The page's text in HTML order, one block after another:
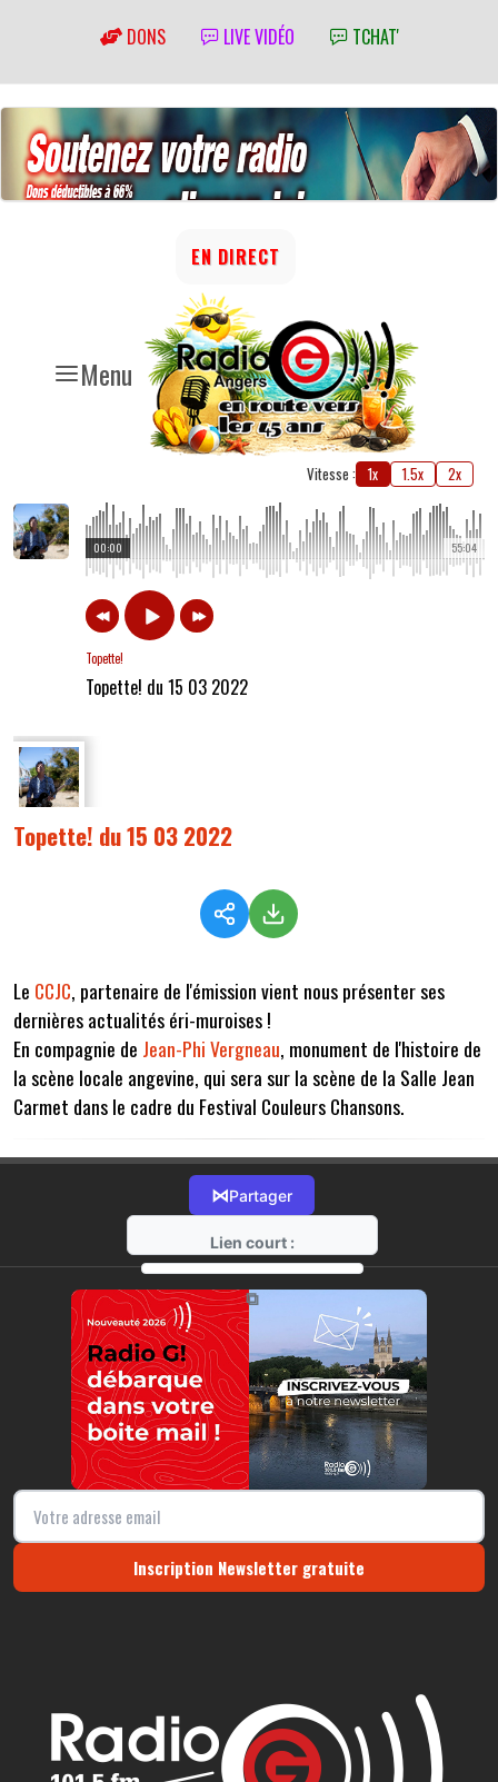
DONS LIVE VIDÉO TCHAT'
Menu
EN DIRECT
Vitesse : 1x 1.5x 2x
55:04
00:00
Topette!
Topette! du 15 03 2022
Topette! du 15 03 2022
Le CCJC, partenaire de l'émission vient nous présenter ses
dernières actualités éri-muroises !
En compagnie de Jean-Phi Vergneau, monument de l'histoire de
la scène locale angevine, qui sera sur la scène de la Salle Jean
Carmet dans le cadre du Festival Couleurs Chansons.
⋈Partager
Lien court :
https://radio-g.fr?7906
⧉
Inscription Newsletter gratuite